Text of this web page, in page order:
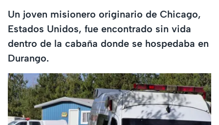
Un joven misionero originario de Chicago,
Estados Unidos, fue encontrado sin vida
dentro de la cabaña donde se hospedaba en
Durango.